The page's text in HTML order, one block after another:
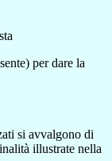
per dare la
si avvalgono di
illustrate nella